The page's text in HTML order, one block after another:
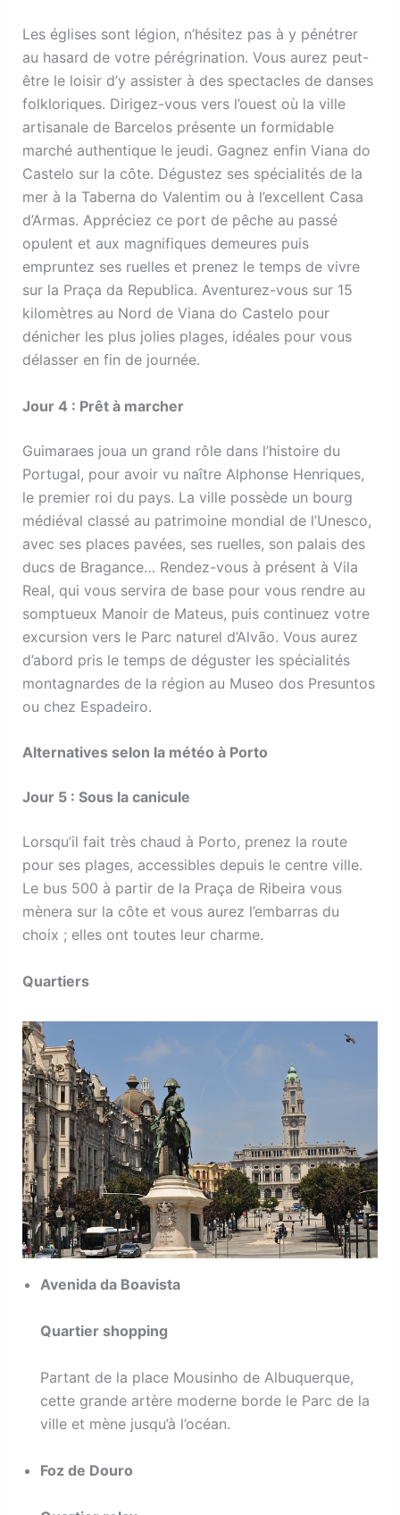
Les églises sont légion, n’hésitez pas à y pénétrer
au hasard de votre pérégrination. Vous aurez peut-
être le loisir d’y assister à des spectacles de danses
folkloriques. Dirigez-vous vers l’ouest où la ville
artisanale de Barcelos présente un formidable
marché authentique le jeudi. Gagnez enfin Viana do
Castelo sur la côte. Dégustez ses spécialités de la
mer à la Taberna do Valentim ou à l’excellent Casa
d’Armas. Appréciez ce port de pêche au passé
opulent et aux magnifiques demeures puis
empruntez ses ruelles et prenez le temps de vivre
sur la Praça da Republica. Aventurez-vous sur 15
kilomètres au Nord de Viana do Castelo pour
dénicher les plus jolies plages, idéales pour vous
délasser en fin de journée.
Jour 4 : Prêt à marcher
Guimaraes joua un grand rôle dans l’histoire du
Portugal, pour avoir vu naître Alphonse Henriques,
le premier roi du pays. La ville possède un bourg
médiéval classé au patrimoine mondial de l’Unesco,
avec ses places pavées, ses ruelles, son palais des
ducs de Bragance… Rendez-vous à présent à Vila
Real, qui vous servira de base pour vous rendre au
somptueux Manoir de Mateus, puis continuez votre
excursion vers le Parc naturel d’Alvão. Vous aurez
d’abord pris le temps de déguster les spécialités
montagnardes de la région au Museo dos Presuntos
ou chez Espadeiro.
Alternatives selon la météo à Porto
Jour 5 : Sous la canicule
Lorsqu’il fait très chaud à Porto, prenez la route
pour ses plages, accessibles depuis le centre ville.
Le bus 500 à partir de la Praça de Ribeira vous
mènera sur la côte et vous aurez l’embarras du
choix ; elles ont toutes leur charme.
Quartiers
Avenida da Boavista
Quartier shopping
Partant de la place Mousinho de Albuquerque,
cette grande artère moderne borde le Parc de la
ville et mène jusqu’à l’océan.
Foz de Douro